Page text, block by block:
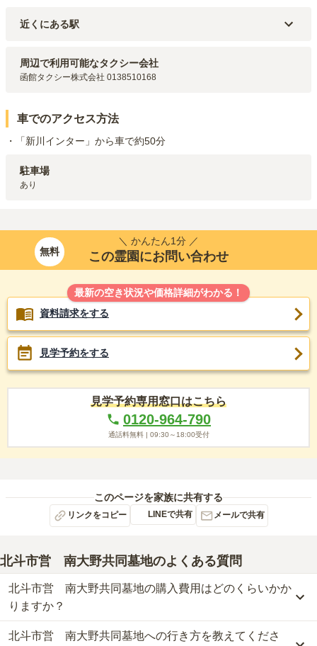
近くにある駅
JR函館本線(函館～長万部)
新函館北斗
JR函館本線(函館～長万部)
七飯駅（
周辺で利用可能なタクシー会社
函館タクシー株式会社 0138510168
車でのアクセス方法
・「新川インター」から車で約50分
駐車場
あり
無料
＼ かんたん1分 ／
この霊園にお問い合わせ
最新の空き状況や価格詳細がわかる！
資料請求をする
見学予約をする
見学予約専用窓口はこちら
0120-964-790
通話料無料 | 09:30～18:00受付
このページを家族に共有する
リンクをコピー LINEで共有 メールで共有
北斗市営 南大野共同墓地のよくある質問
北斗市営 南大野共同墓地の購入費用はどのくらいかか
りますか？
北斗市営　南大野共同墓地の現在の販売価格については現在調査中
北斗市営 南大野共同墓地への行き方を教えてくださ